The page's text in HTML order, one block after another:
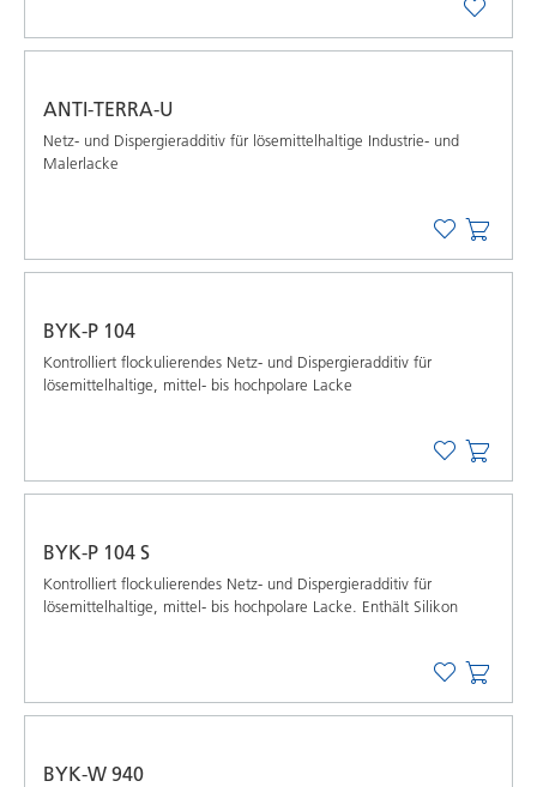
ANTI-TERRA-U
Netz- und Dispergieradditiv für lösemittelhaltige Industrie- und
Malerlacke
BYK-P 104
Kontrolliert flockulierendes Netz- und Dispergieradditiv für
lösemittelhaltige, mittel- bis hochpolare Lacke
BYK-P 104 S
Kontrolliert flockulierendes Netz- und Dispergieradditiv für
lösemittelhaltige, mittel- bis hochpolare Lacke. Enthält Silikon
BYK-W 940